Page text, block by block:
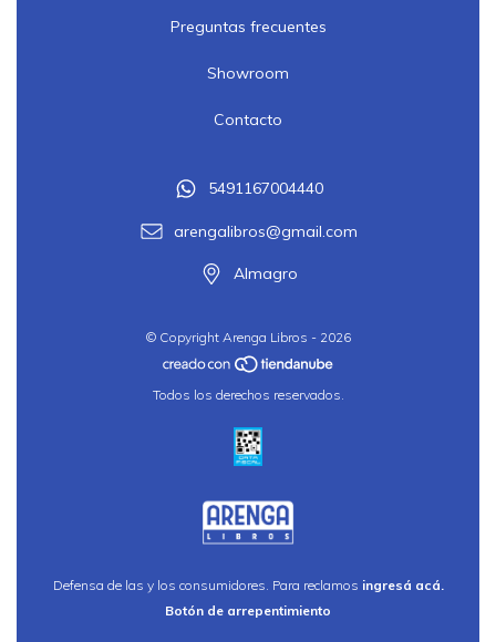
Preguntas frecuentes
Showroom
Contacto
5491167004440
arengalibros@gmail.com
Almagro
© Copyright Arenga Libros - 2026
Todos los derechos reservados.
Defensa de las y los consumidores. Para reclamos ingresá acá.
Botón de arrepentimiento